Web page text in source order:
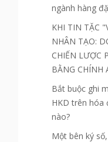
ngành hàng
KHI TIN TẶC
NHÂN TẠO:
CHIẾN LƯỢC
BẰNG CHÍNH
Bắt buộc ghi
HKD trên hóa
nào?
Một bên ký